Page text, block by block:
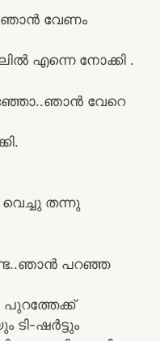
ഞാൻ വേണം
എന്നെ നോക്കി .
വേറെ
വെച്ചു തന്നു
പറഞ്ഞ
പുറത്തേക്ക്
ഷർട്ടും